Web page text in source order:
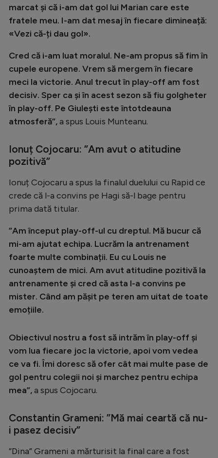
Natație
Formula 1
Gimnastică
Auto
Rugby
Ciclism
Alte sporturi
JO 2024
Intră în cont
Creează cont
marcat și că i-am dat gol lui Marian care este
fratele meu. I-am dat mesaj în fiecare dimineață:
«Vezi că-ți dau gol».
Cred că i-am luat moralul. Ne-am propus să fim în
cupele europene. Vrem să mergem în fiecare
meci la victorie. Anul trecut în play-off am fost
decisiv. Sper ca și în acest sezon să fiu golgheter
în play-off. Pe Giulești este întotdeauna
atmosferă”,a spus Louis Munteanu.
Ionuț Cojocaru: ”Am avut o atitudine
pozitivă”
Ionuț Cojocaru a spus la finalul duelului cu Rapid ce
crede că l-a convins pe Hagi să-l bage pentru
prima dată titular.
”Am început play-off-ul cu dreptul. Mă bucur că
mi-am ajutat echipa. Lucrăm la antrenament
foarte multe combinații. Eu cu Louis ne
cunoaștem de mici. Am avut atitudine pozitivă la
antrenamente și cred că asta l-a convins pe
mister. Când am pășit pe teren am uitat de toate
emoțiile.
Obiectivul nostru a fost să intrăm în play-off și
vom lua fiecare joc la victorie, apoi vom vedea
ce va fi. Îmi doresc să ofer cât mai multe pase de
gol pentru colegii noi și marchez pentru echipa
mea”,a spus Cojocaru.
Constantin Grameni: ”Mă mai ceartă că nu-
i pasez decisiv”
”Dina” Grameni a mărturisit la final care a fost